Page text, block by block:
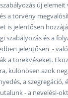
új elemeit
a törvény
is jelentősen
szabályozás és a
jelentősen -
a törekvéseket.
különösen azok
a szegregáció,
- a nevelési-